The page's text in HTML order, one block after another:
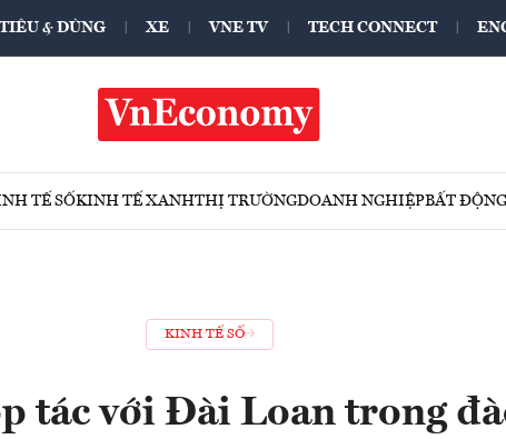
TIÊU & DÙNG XE VNE TV TECH CONNECT
TẾ SỐKINH TẾ XANHTHỊ TRƯỜNGDOANH NGHIỆPBẤT
KINH TẾ SỐ
tác với Đài Loan trong